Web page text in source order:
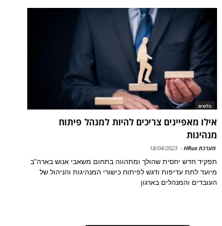
בלוגים
אילו מאפיינים צריכים להיות למנהל פיתוח
מנהיגות
מערכת HRus -
18/04/2023
תפקיד חדש יחסית שהולך ומתהווה בתחום משאבי אנוש בארה"ב
מיועד לתת עדיפות ודגש לפיתוח כישורי המנהיגות והניהול של
העובדים והמנהלים בארגון